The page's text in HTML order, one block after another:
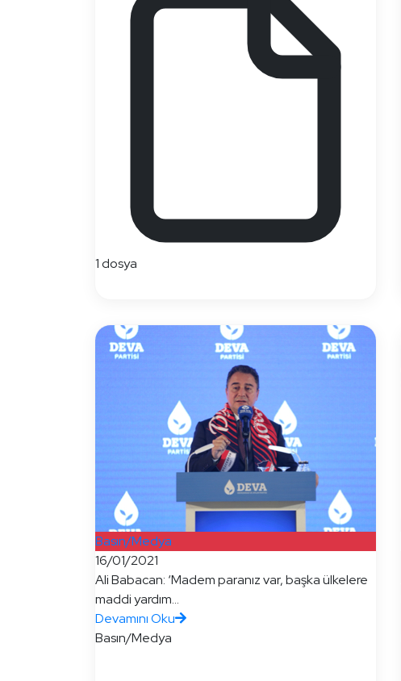
1 dosya
Basın/Medya
16/01/2021
Ali Babacan: ‘Madem paranız var, başka ülkelere
maddi yardım...
Devamını Oku
Basın/Medya